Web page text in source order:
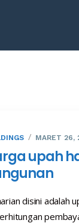
MARET 26,
upah
disini adalah